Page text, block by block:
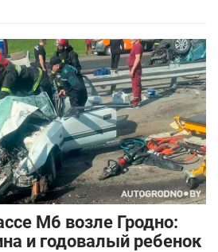
М6 возле Гродно:
и годовалый ребенок